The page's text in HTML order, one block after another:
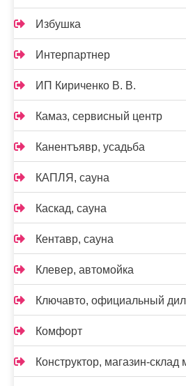
Избушка
Интерпартнер
ИП Кириченко В. В.
Камаз, сервисный центр
Канентъявр, усадьба
КАПЛЯ, сауна
Каскад, сауна
Кентавр, сауна
Клевер, автомойка
Ключавто, официальный
Комфорт
Конструктор, магазин-склад